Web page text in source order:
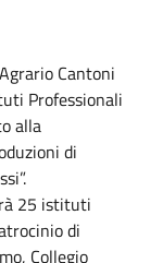
Cantoni
Professionali
alla
di
25 istituti
di
Collegio